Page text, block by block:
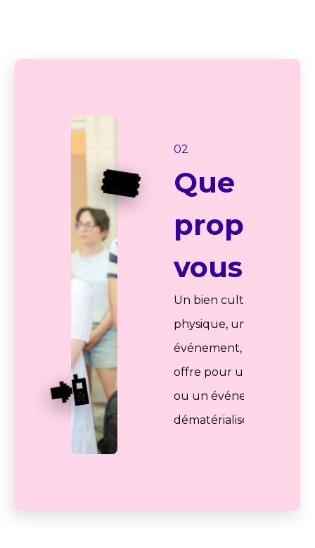
🎟️
📲
02
Que
vous ?
Un bien culturel
physique, un
événement, une
offre pour un bien
ou un événement
dématérialisé.